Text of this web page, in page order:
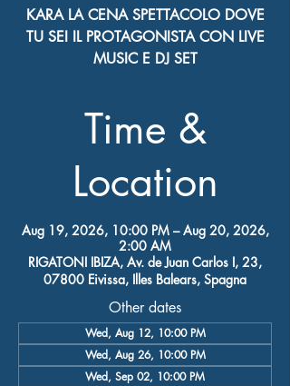
KARA LA CENA SPETTACOLO DOVE
TU SEI IL PROTAGONISTA CON LIVE
MUSIC E DJ SET
Time &
Location
Aug 19, 2026, 10:00 PM – Aug 20, 2026,
2:00 AM
RIGATONI IBIZA, Av. de Juan Carlos I, 23,
07800 Eivissa, Illes Balears, Spagna
Other dates
Wed, Aug 12, 10:00 PM
Wed, Aug 26, 10:00 PM
Wed, Sep 02, 10:00 PM